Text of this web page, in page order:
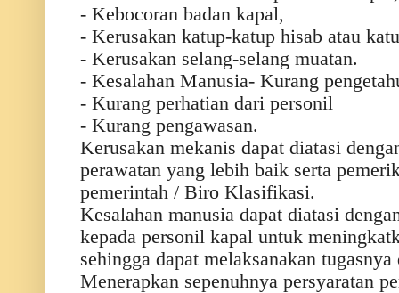
- Kebocoran badan kapal,
- Kerusakan katup-katup hisab atau
- Kerusakan selang-selang muatan.
- Kesalahan Manusia- Kurang
- Kurang perhatian dari personil
- Kurang pengawasan.
Kerusakan mekanis dapat diatasi
perawatan yang lebih baik serta
pemerintah / Biro Klasifikasi.
Kesalahan manusia dapat diatasi
kepada personil kapal untuk
sehingga dapat melaksanakan
Menerapkan sepenuhnya persyaratan